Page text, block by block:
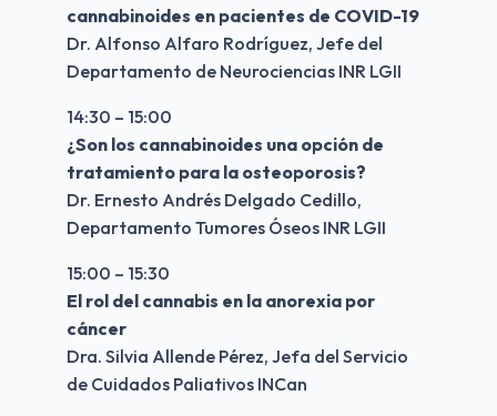
cannabinoides en pacientes de COVID-19
Dr. Alfonso Alfaro Rodríguez, Jefe del
Departamento de Neurociencias INR LGII
14:30 – 15:00
¿Son los cannabinoides una opción de
tratamiento para la osteoporosis?
Dr. Ernesto Andrés Delgado Cedillo,
Departamento Tumores Óseos INR LGII
15:00 – 15:30
El rol del cannabis en la anorexia por
cáncer
Dra. Silvia Allende Pérez, Jefa del Servicio
de Cuidados Paliativos INCan